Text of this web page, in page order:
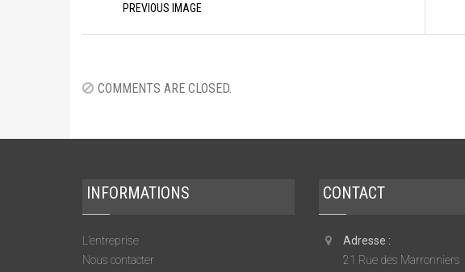
navigationPREVIOUS IMAGE
COMMENTS ARE CLOSED.
INFORMATIONS
L’entreprise
Nous contacter
CONTACT
Adresse :
21 Rue des Marronniers